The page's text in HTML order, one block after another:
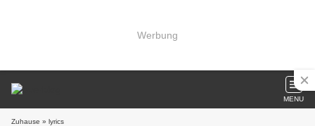
Werbung
MENU
Zuhause » lyrics